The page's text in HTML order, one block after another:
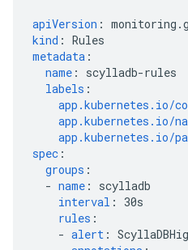
apiVersion :
kind : Rules
metadata :
name :
scylladb-rules
labels :
app.kubernetes.io/
app.kubernetes.io/
app.kubernetes.io/
spec :
groups :
- name :
scylladb
interval :
30s
rules :
- alert :